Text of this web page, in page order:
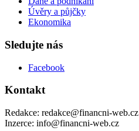
Úvěry a půjčky
Ekonomika
Sledujte nás
Facebook
Kontakt
Redakce: redakce@financni-web.cz
Inzerce: info@financni-web.cz